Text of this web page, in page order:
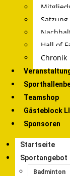
Satzung
Hall of
Chronik
Teamshop
Gästeblock
Sponsoren
Startseite
Sportangebot
Badminton